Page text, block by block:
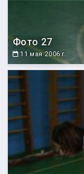
Фото 27
11 мая 2006 г.